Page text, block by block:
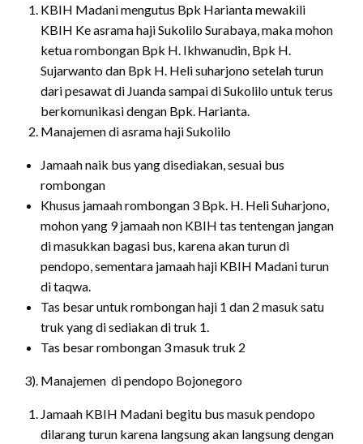
KBIH Madani mengutus Bpk Harianta mewakili
KBIH Ke asrama haji Sukolilo Surabaya, maka mohon
ketua rombongan Bpk H. Ikhwanudin, Bpk H.
Sujarwanto dan Bpk H. Heli suharjono setelah turun
dari pesawat di Juanda sampai di Sukolilo untuk terus
berkomunikasi dengan Bpk. Harianta.
Manajemen di asrama haji Sukolilo
Jamaah naik bus yang disediakan, sesuai bus
rombongan
Khusus jamaah rombongan 3 Bpk. H. Heli Suharjono,
mohon yang 9 jamaah non KBIH tas tentengan jangan
di masukkan bagasi bus, karena akan turun di
pendopo, sementara jamaah haji KBIH Madani turun
di taqwa.
Tas besar untuk rombongan haji 1 dan 2 masuk satu
truk yang di sediakan di truk 1.
Tas besar rombongan 3 masuk truk 2
3). Manajemen di pendopo Bojonegoro
Jamaah KBIH Madani begitu bus masuk pendopo
dilarang turun karena langsung akan langsung dengan